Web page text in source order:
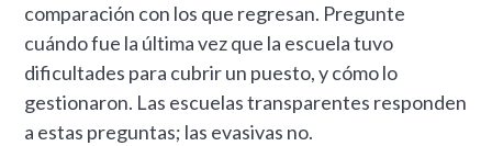
comparación con los que regresan. Pregunte
cuándo fue la última vez que la escuela tuvo
dificultades para cubrir un puesto, y cómo lo
gestionaron. Las escuelas transparentes responden
a estas preguntas; las evasivas no.